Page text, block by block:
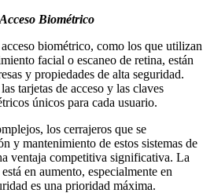
Biométrico
biométrico, como los que utilizan
facial o escaneo de retina, están
y propiedades de alta seguridad.
tarjetas de acceso y las claves
únicos para cada usuario.
los cerrajeros que se
y mantenimiento de estos sistemas de
ventaja competitiva significativa. La
en aumento, especialmente en
es una prioridad máxima.